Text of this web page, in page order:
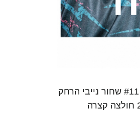
גברים ג'ו היי #11 שחור נייבי הרחק